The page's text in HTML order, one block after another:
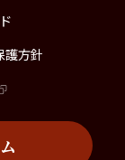
護方針